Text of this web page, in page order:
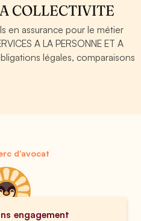
COLLECTIVITE
en assurance pour le métier
A LA PERSONNE ET A
légales, comparaisons
d'avocat
engagement